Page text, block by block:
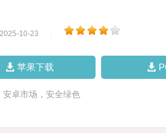
10-23
苹果下载
安卓市场，安全绿色